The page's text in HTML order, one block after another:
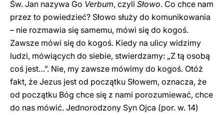
Św. Jan nazywa Go Verbum, czyli Słowo. Co chce nam
przez to powiedzieć? Słowo służy do komunikowania
– nie rozmawia się samemu, mówi się do kogoś.
Zawsze mówi się do kogoś. Kiedy na ulicy widzimy
ludzi, mówiących do siebie, stwierdzamy: „Z tą osobą
coś jest…”. Nie, my zawsze mówimy do kogoś. Otóż
fakt, że Jezus jest od początku Słowem, oznacza, że
od początku Bóg chce się z nami porozumiewać, chce
do nas mówić. Jednorodzony Syn Ojca (por. w. 14)